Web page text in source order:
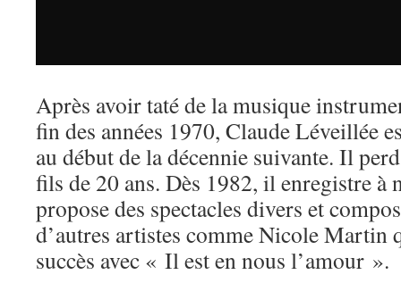
Après avoir taté de la musique
fin des années 1970, Claude Léveillée
au début de la décennie suivante. Il
fils de 20 ans. Dès 1982, il enregistre à
propose des spectacles divers et
d’autres artistes comme Nicole Martin
succès avec « Il est en nous l’amour ».